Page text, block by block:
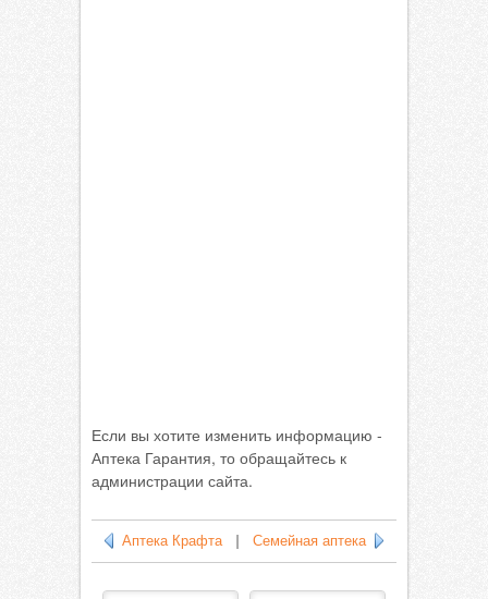
Если вы хотите изменить информацию -
Аптека Гарантия, то обращайтесь к
администрации сайта.
Аптека Крафта| Семейная аптека